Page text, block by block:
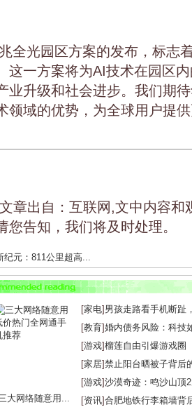
全光园区方案的发布，标志
这一方案将为AI技术在园区
业升级和社会进步。我们期
领域的优势，为全球用户提
文章出自：互联网,文中内容和
您告知，我们将及时处理。
元：811公里超高...
电元协两项科技大...
大网络随意用...
[家电] 男孩走路看手机断趾
[教育]婚内债务风险：科技
[游戏]榴莲自由引爆游戏圈
[家居]禁止阳台晒被子背后
[游戏]沙漠奇迹：鸣沙山顶
[资讯]合肥地铁行李箱墙背